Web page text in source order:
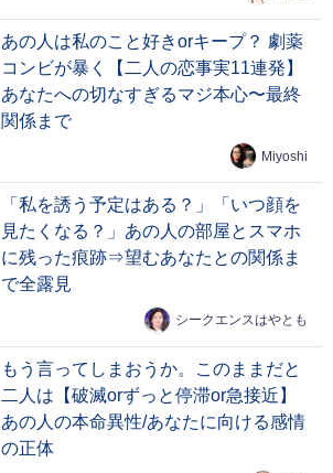
あの人は私のこと好きorキープ？ 劇薬
コンビが暴く【二人の恋事実11連発】
あなたへの切なすぎるマジ本心〜最終
関係まで
Miyoshi
「私を誘う予定はある？」「いつ顔を
見たくなる？」あの人の部屋とスマホ
に残った痕跡⇒望むあなたとの関係ま
で全露見
シークエンスはやとも
もう言ってしまおうか。このままだと
二人は【破滅orずっと停滞or急接近】
あの人の本命異性/あなたに向ける感情
の正体